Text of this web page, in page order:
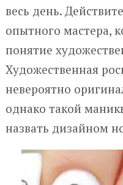
весь день.
опытного мастера,
понятие
Художественная
невероятно
однако такой
назвать дизайном